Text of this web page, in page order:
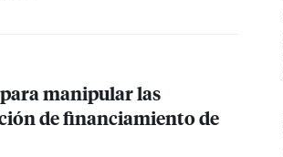
manipular las
de financiamiento de